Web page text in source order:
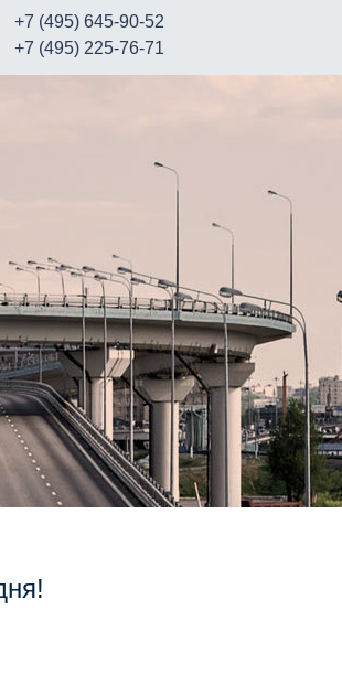
+7 (495) 645-90-52
+7 (495) 225-76-71